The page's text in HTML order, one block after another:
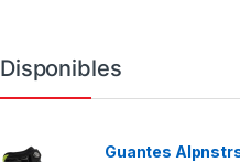
Disponibles
Guantes Alpnstrs